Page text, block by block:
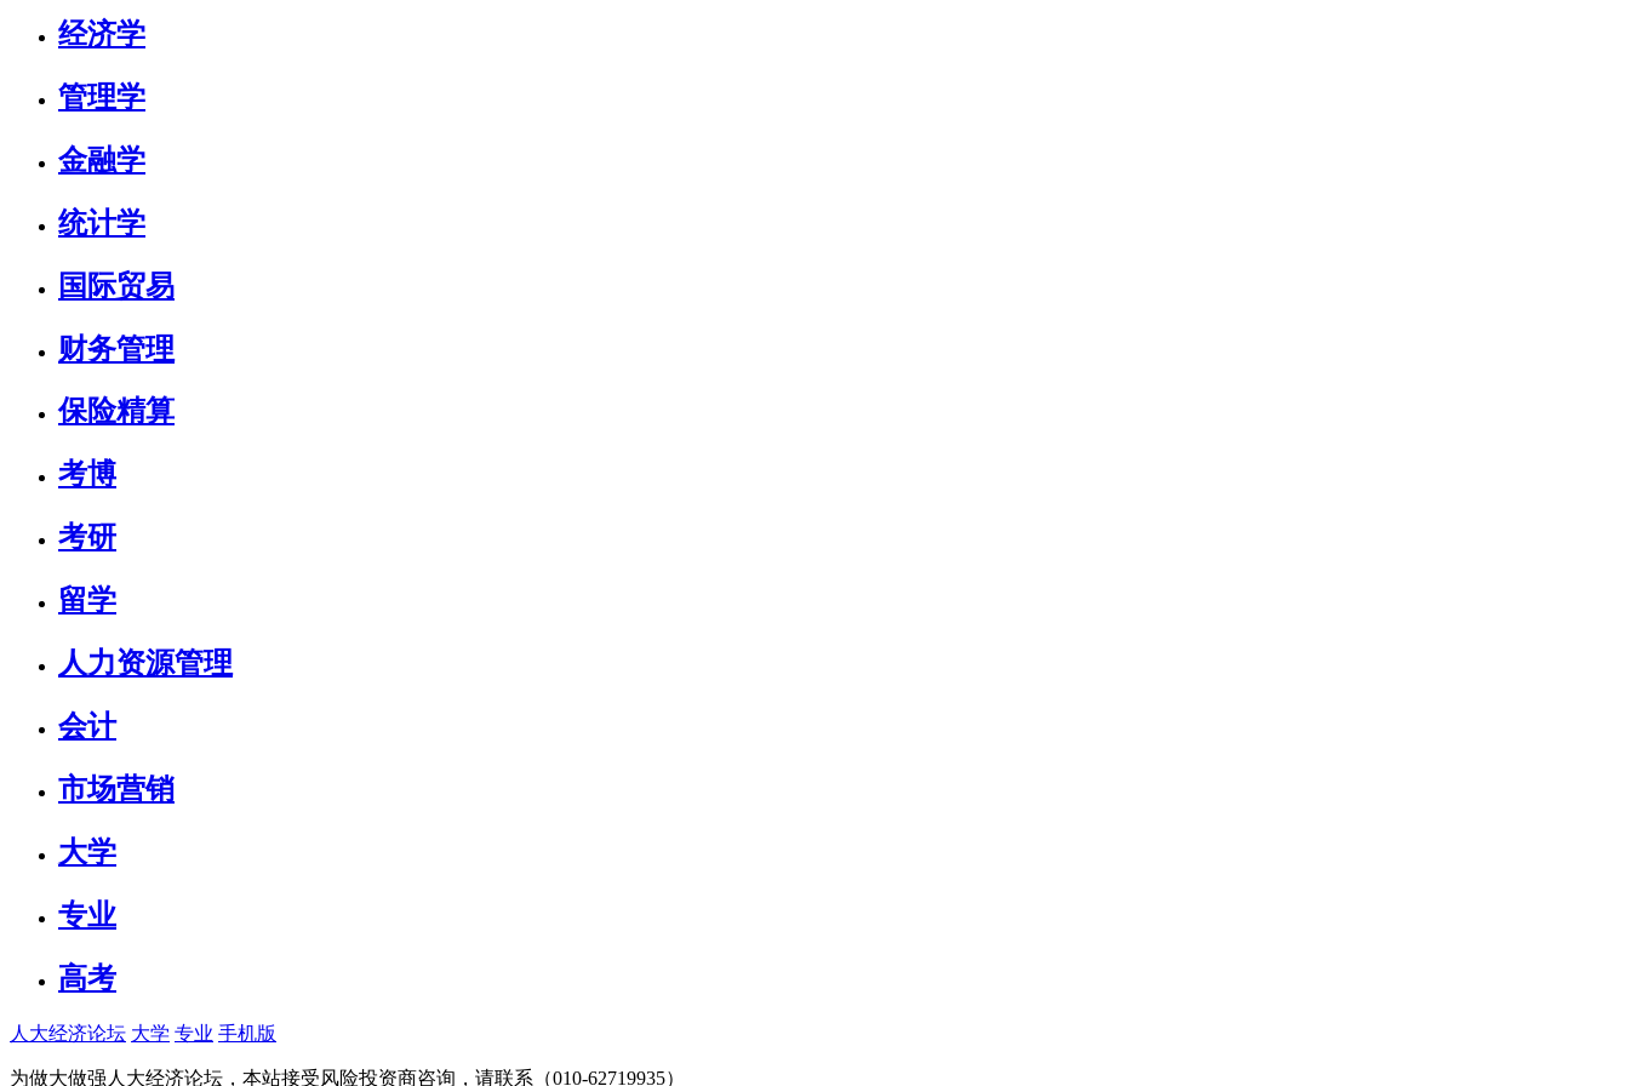
经济学
管理学
金融学
统计学
国际贸易
财务管理
保险精算
考博
考研
留学
人力资源管理
会计
市场营销
大学
专业
高考
人大经济论坛 大学 专业 手机版
为做大做强人大经济论坛，本站接受风险投资商咨询，请联系（010-62719935）